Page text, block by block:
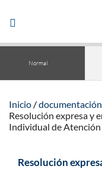
Abrir/Cerrar
navegación
Normal
Inicio
documentación
Resolución expresa y
Individual de
Resolución